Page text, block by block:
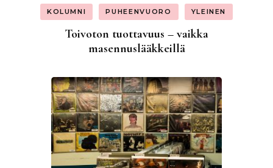
KOLUMNI PUHEENVUORO YLEINEN
Toivoton tuottavuus – vaikka
masennuslääkkeillä